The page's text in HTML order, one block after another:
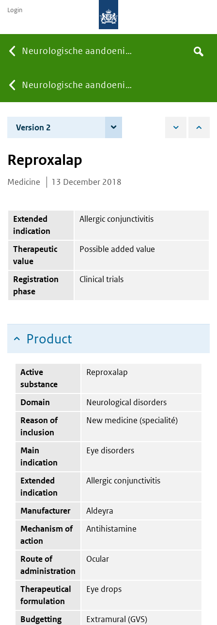
Neurologische aandoeningen
You
are
here:
Neurologische aandoeningen
the
Search
Login
Version 2
Reproxalap
Medicine 13 December 2018
Extended
indication
Allergic conjunctivitis
Therapeutic
value
Possible added value
Registration
phase
Clinical trials
Product
Active
substance
Reproxalap
Domain
Neurological disorders
Reason of
inclusion
New medicine (specialité)
Main
indication
Eye disorders
Extended
indication
Allergic conjunctivitis
Manufacturer
Aldeyra
Mechanism of
action
Antihistamine
Route of
administration
Ocular
Therapeutical
formulation
Eye drops
Budgetting
Extramural (GVS)